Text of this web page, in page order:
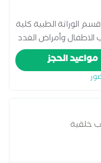
الوراثة الطبية كلية
وأمراض الغدد
عين شمس مناظرة
النمو الجسدي كشف
مواعيد الحجز
خلقية